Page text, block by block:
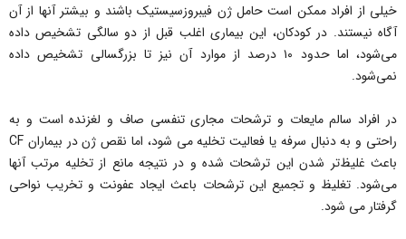
خیلی از افراد ممکن است حامل ژن فیبروزسیستیک باشند و بیشتر آنها از آن
آگاه نیستند. در کودکان، این بیماری اغلب قبل از دو سالگی تشخیص داده
می‌شود،‌ اما حدود ۱۰ درصد از موارد آن نیز تا بزرگسالی تشخیص داده
نمی‌شود.
در افراد سالم مایعات و ترشحات مجاری تنفسی صاف و لغزنده است و به
راحتی و به دنبال سرفه یا فعالیت تخلیه می شود، اما نقص ژن در بیماران CF
باعث غلیظ‌تر شدن این ترشحات شده و در نتیجه مانع از تخلیه مرتب آنها
می‌شود. تغلیظ و تجمیع این ترشحات باعث ایجاد عفونت و تخریب نواحی
گرفتار می شود.